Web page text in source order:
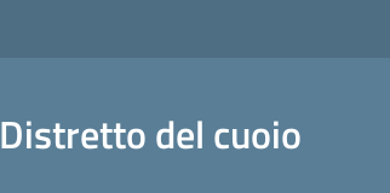
Distretto del cuoio